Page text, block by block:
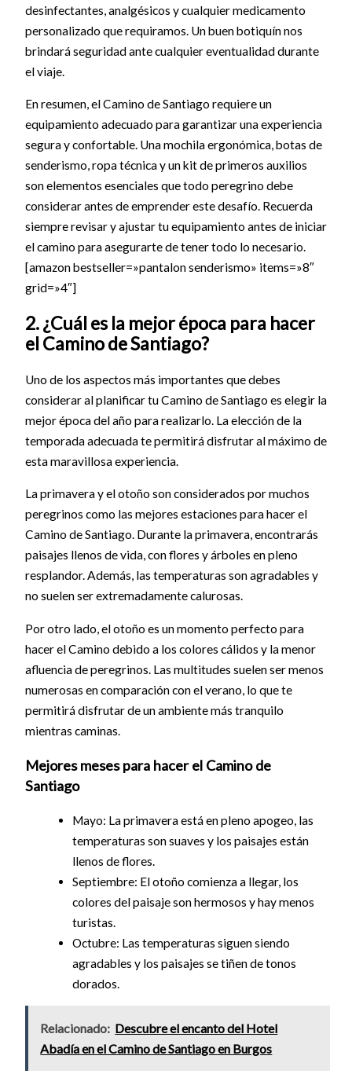
desinfectantes, analgésicos y cualquier medicamento
personalizado que requiramos. Un buen botiquín nos
brindará seguridad ante cualquier eventualidad durante
el viaje.
En resumen, el Camino de Santiago requiere un
equipamiento adecuado para garantizar una experiencia
segura y confortable. Una mochila ergonómica, botas de
senderismo, ropa técnica y un kit de primeros auxilios
son elementos esenciales que todo peregrino debe
considerar antes de emprender este desafío. Recuerda
siempre revisar y ajustar tu equipamiento antes de iniciar
el camino para asegurarte de tener todo lo necesario.
[amazon bestseller=»pantalon senderismo» items=»8″
grid=»4″]
2. ¿Cuál es la mejor época para hacer
el Camino de Santiago?
Uno de los aspectos más importantes que debes
considerar al planificar tu Camino de Santiago es elegir la
mejor época del año para realizarlo. La elección de la
temporada adecuada te permitirá disfrutar al máximo de
esta maravillosa experiencia.
La primavera y el otoño son considerados por muchos
peregrinos como las mejores estaciones para hacer el
Camino de Santiago. Durante la primavera, encontrarás
paisajes llenos de vida, con flores y árboles en pleno
resplandor. Además, las temperaturas son agradables y
no suelen ser extremadamente calurosas.
Por otro lado, el otoño es un momento perfecto para
hacer el Camino debido a los colores cálidos y la menor
afluencia de peregrinos. Las multitudes suelen ser menos
numerosas en comparación con el verano, lo que te
permitirá disfrutar de un ambiente más tranquilo
mientras caminas.
Mejores meses para hacer el Camino de
Santiago
Mayo: La primavera está en pleno apogeo, las
temperaturas son suaves y los paisajes están
llenos de flores.
Septiembre: El otoño comienza a llegar, los
colores del paisaje son hermosos y hay menos
turistas.
Octubre: Las temperaturas siguen siendo
agradables y los paisajes se tiñen de tonos
dorados.
Relacionado: Descubre el encanto del Hotel
Abadía en el Camino de Santiago en Burgos